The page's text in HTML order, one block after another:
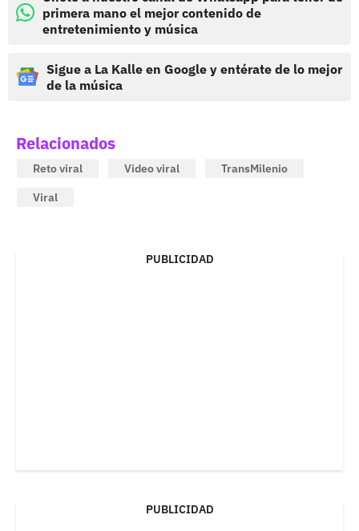
primera mano el mejor contenido de
entretenimiento y música
Sigue a La Kalle en Google y entérate de lo mejor
de la música
Relacionados
Reto viral Video viral
TransMilenio
Viral
PUBLICIDAD
PUBLICIDAD